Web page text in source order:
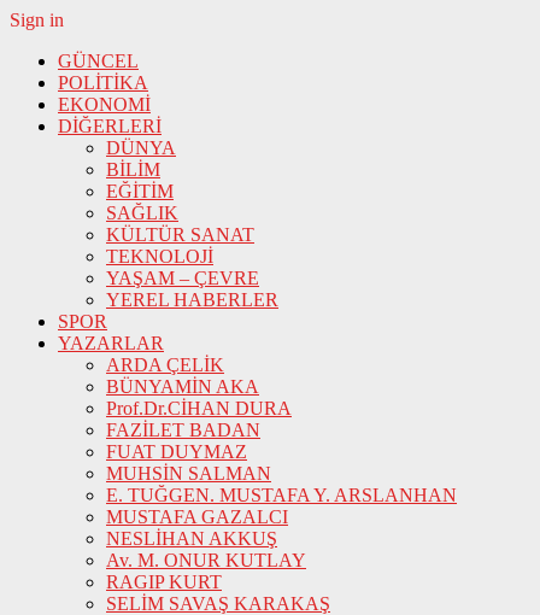
Sign in
GÜNCEL
POLİTİKA
EKONOMİ
DİĞERLERİ
DÜNYA
BİLİM
EĞİTİM
SAĞLIK
KÜLTÜR SANAT
TEKNOLOJİ
YAŞAM – ÇEVRE
YEREL HABERLER
SPOR
YAZARLAR
ARDA ÇELİK
BÜNYAMİN AKA
Prof.Dr.CİHAN DURA
FAZİLET BADAN
FUAT DUYMAZ
MUHSİN SALMAN
E. TUĞGEN. MUSTAFA Y. ARSLANHAN
MUSTAFA GAZALCI
NESLİHAN AKKUŞ
Av. M. ONUR KUTLAY
RAGIP KURT
SELİM SAVAŞ KARAKAŞ